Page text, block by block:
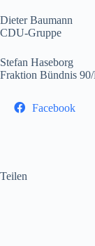
Dieter Baumann
CDU-Gruppe
Stefan Haseborg
Fraktion Bündnis
Facebook
Teilen